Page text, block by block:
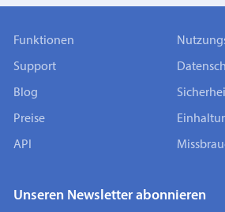
Funktionen
Support
Blog
Preise
API
Unseren Newsletter abonnieren